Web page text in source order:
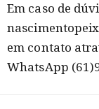
Em caso de
em contato
WhatsApp